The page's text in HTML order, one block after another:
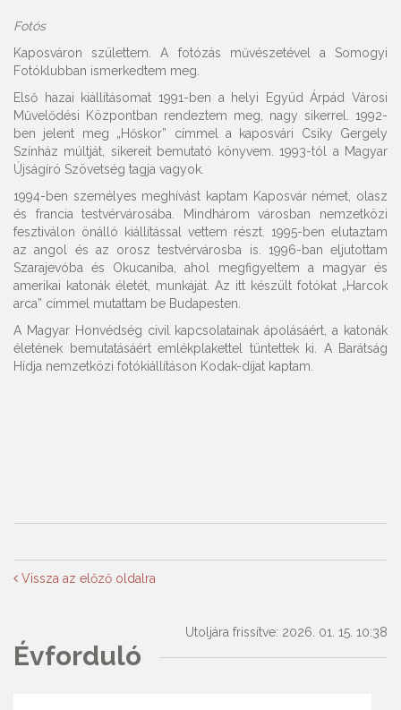
Fotós
Kaposváron születtem. A fotózás művészetével a Somogyi
Fotóklubban ismerkedtem meg.
Első hazai kiállításomat 1991-ben a helyi Együd Árpád Városi
Művelődési Központban rendeztem meg, nagy sikerrel. 1992-
ben jelent meg „Hőskor” címmel a kaposvári Csiky Gergely
Színház múltját, sikereit bemutató könyvem. 1993-tól a Magyar
Újságíró Szövetség tagja vagyok.
1994-ben személyes meghívást kaptam Kaposvár német, olasz
és francia testvérvárosába. Mindhárom városban nemzetközi
fesztiválon önálló kiállítással vettem részt. 1995-ben elutaztam
az angol és az orosz testvérvárosba is. 1996-ban eljutottam
Szarajevóba és Okucaniba, ahol megfigyeltem a magyar és
amerikai katonák életét, munkáját. Az itt készült fotókat „Harcok
arca” címmel mutattam be Budapesten.
A Magyar Honvédség civil kapcsolatainak ápolásáért, a katonák
életének bemutatásáért emlékplakettel tüntettek ki. A Barátság
Hídja nemzetközi fotókiállításon Kodak-díjat kaptam.
Vissza az előző oldalra
Utoljára frissítve: 2026. 01. 15. 10:38
Évforduló